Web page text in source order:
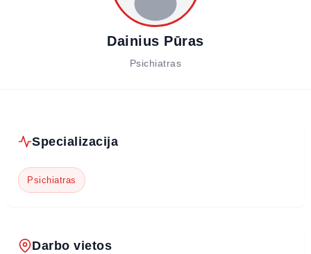
Dainius Pūras
Psichiatras
Specializacija
Psichiatras
Darbo vietos